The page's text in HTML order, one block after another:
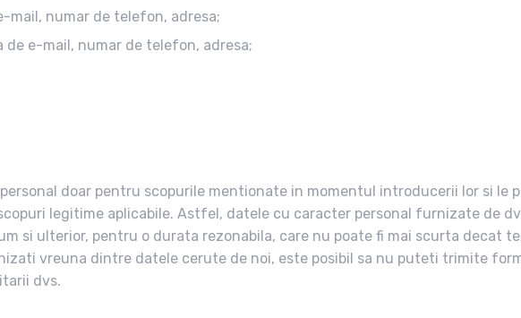
mail, numar de telefon, adresa;
e-mail, numar de telefon, adresa;
doar pentru scopurile mentionate in momentul introducerii lor si le
legitime aplicabile. Astfel, datele cu caracter personal furnizate de
si ulterior, pentru o durata rezonabila, care nu poate fi mai scurta decat
vreuna dintre datele cerute de noi, este posibil sa nu puteti trimite
dvs.